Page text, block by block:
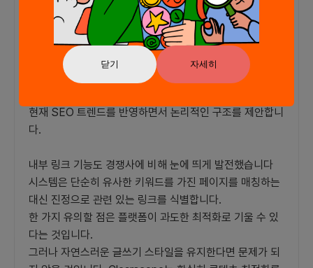
닫기 자세히
주요 하이라이트 중 하나는 Content View Alerts입니다
이 기능은 검색 순위 변화를 알려줄 뿐만 아니라 콘텐츠에
필요한 조정 사항에 대한 명확한 통찰력을 제공합니다.
AI 콘텐츠 플래너와 작업하는 것은 경험 많은 편집자와 협
현재 SEO 트렌드를 반영하면서 논리적인 구조를 제안합니
다.
내부 링크 기능도 경쟁사에 비해 눈에 띄게 발전했습니다
시스템은 단순히 유사한 키워드를 가진 페이지를 매칭하는
대신 진정으로 관련 있는 링크를 식별합니다.
한 가지 유의할 점은 플랫폼이 과도한 최적화로 기울 수 있
다는 것입니다.
그러나 자연스러운 글쓰기 스타일을 유지한다면 문제가 되